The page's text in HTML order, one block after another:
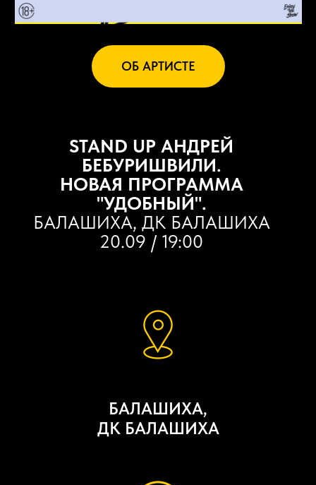
ОБ АРТИСТЕ
STAND UP АНДРЕЙ
БЕБУРИШВИЛИ.
НОВАЯ ПРОГРАММА
"УДОБНЫЙ".
БАЛАШИХА, ДК БАЛАШИХА
20.09 / 19:00
БАЛАШИХА,
ДК БАЛАШИХА